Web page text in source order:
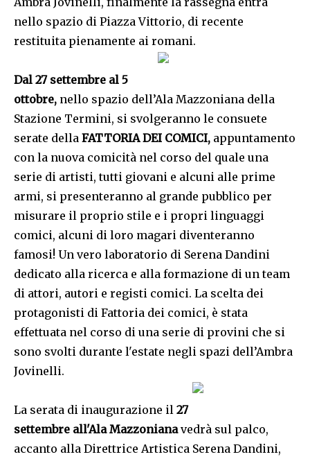
nello spazio di Piazza Vittorio, di recente
restituita pienamente ai romani.
Dal 27 settembre al 5
ottobre, nello spazio dell’Ala Mazzoniana della
Stazione Termini, si svolgeranno le consuete
serate della FATTORIA DEI COMICI, appuntamento
con la nuova comicità nel corso del quale una
serie di artisti, tutti giovani e alcuni alle prime
armi, si presenteranno al grande pubblico per
misurare il proprio stile e i propri linguaggi
comici, alcuni di loro magari diventeranno
famosi! Un vero laboratorio di Serena Dandini
dedicato alla ricerca e alla formazione di un team
di attori, autori e registi comici. La scelta dei
protagonisti di Fattoria dei comici, è stata
effettuata nel corso di una serie di provini che si
sono svolti durante l'estate negli spazi dell’Ambra
Jovinelli.
La serata di inaugurazione il 27
settembre all'Ala Mazzonianavedrà sul palco,
accanto alla Direttrice Artistica Serena Dandini,